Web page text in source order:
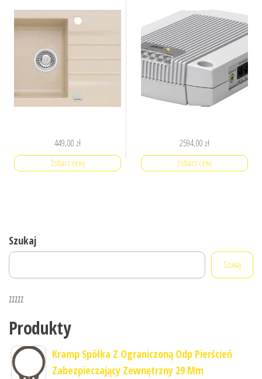
449,00 zł
Zobacz cenę
2594,00 zł
Zobacz cenę
Szukaj
Szukaj
zzzzz
Produkty
Kramp Spółka Z Ograniczoną Odp Pierścień
Zabezpieczający Zewnętrzny 29 Mm